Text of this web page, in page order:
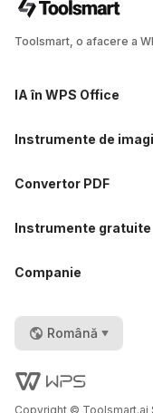
Toolsmart, o afacere a
IA în WPS Office
Instrumente de
Convertor PDF
Instrumente gratuite
Companie
Română
Copyright © Toolsmart.ai